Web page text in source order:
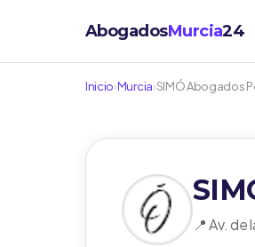
AbogadosMurcia24
Inicio›Murcia›SIMÓ Abogados
📍 Av. de